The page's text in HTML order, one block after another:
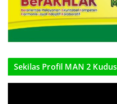
Sekilas Profil MAN 2 Kudus